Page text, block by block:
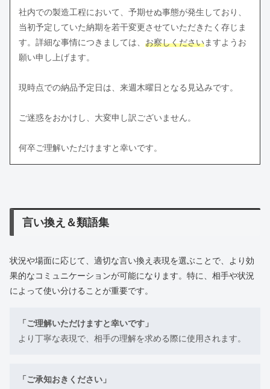
社内での製造工程において、予期せぬ事態が発生しており、
当初予定していた納期を若干変更させていただきたく存じま
す。詳細な事情につきましては、 お察しくださいますようお
願い申し上げます。
現時点での納品予定日は、来週木曜日となる見込みです。
ご迷惑をおかけし、大変申し訳ございません。
何卒ご理解いただけますと幸いです。
言い換え＆類語集
状況や場面に応じて、適切な言い換え表現を選ぶことで、より効
果的なコミュニケーションが可能になります。特に、相手や状況
によって使い分けることが重要です。
「ご理解いただけますと幸いです」
より丁寧な表現で、相手の理解を求める際に使用されます。
「ご承知おきください」